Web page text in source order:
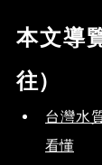
本文導
往）
台灣水
看懂